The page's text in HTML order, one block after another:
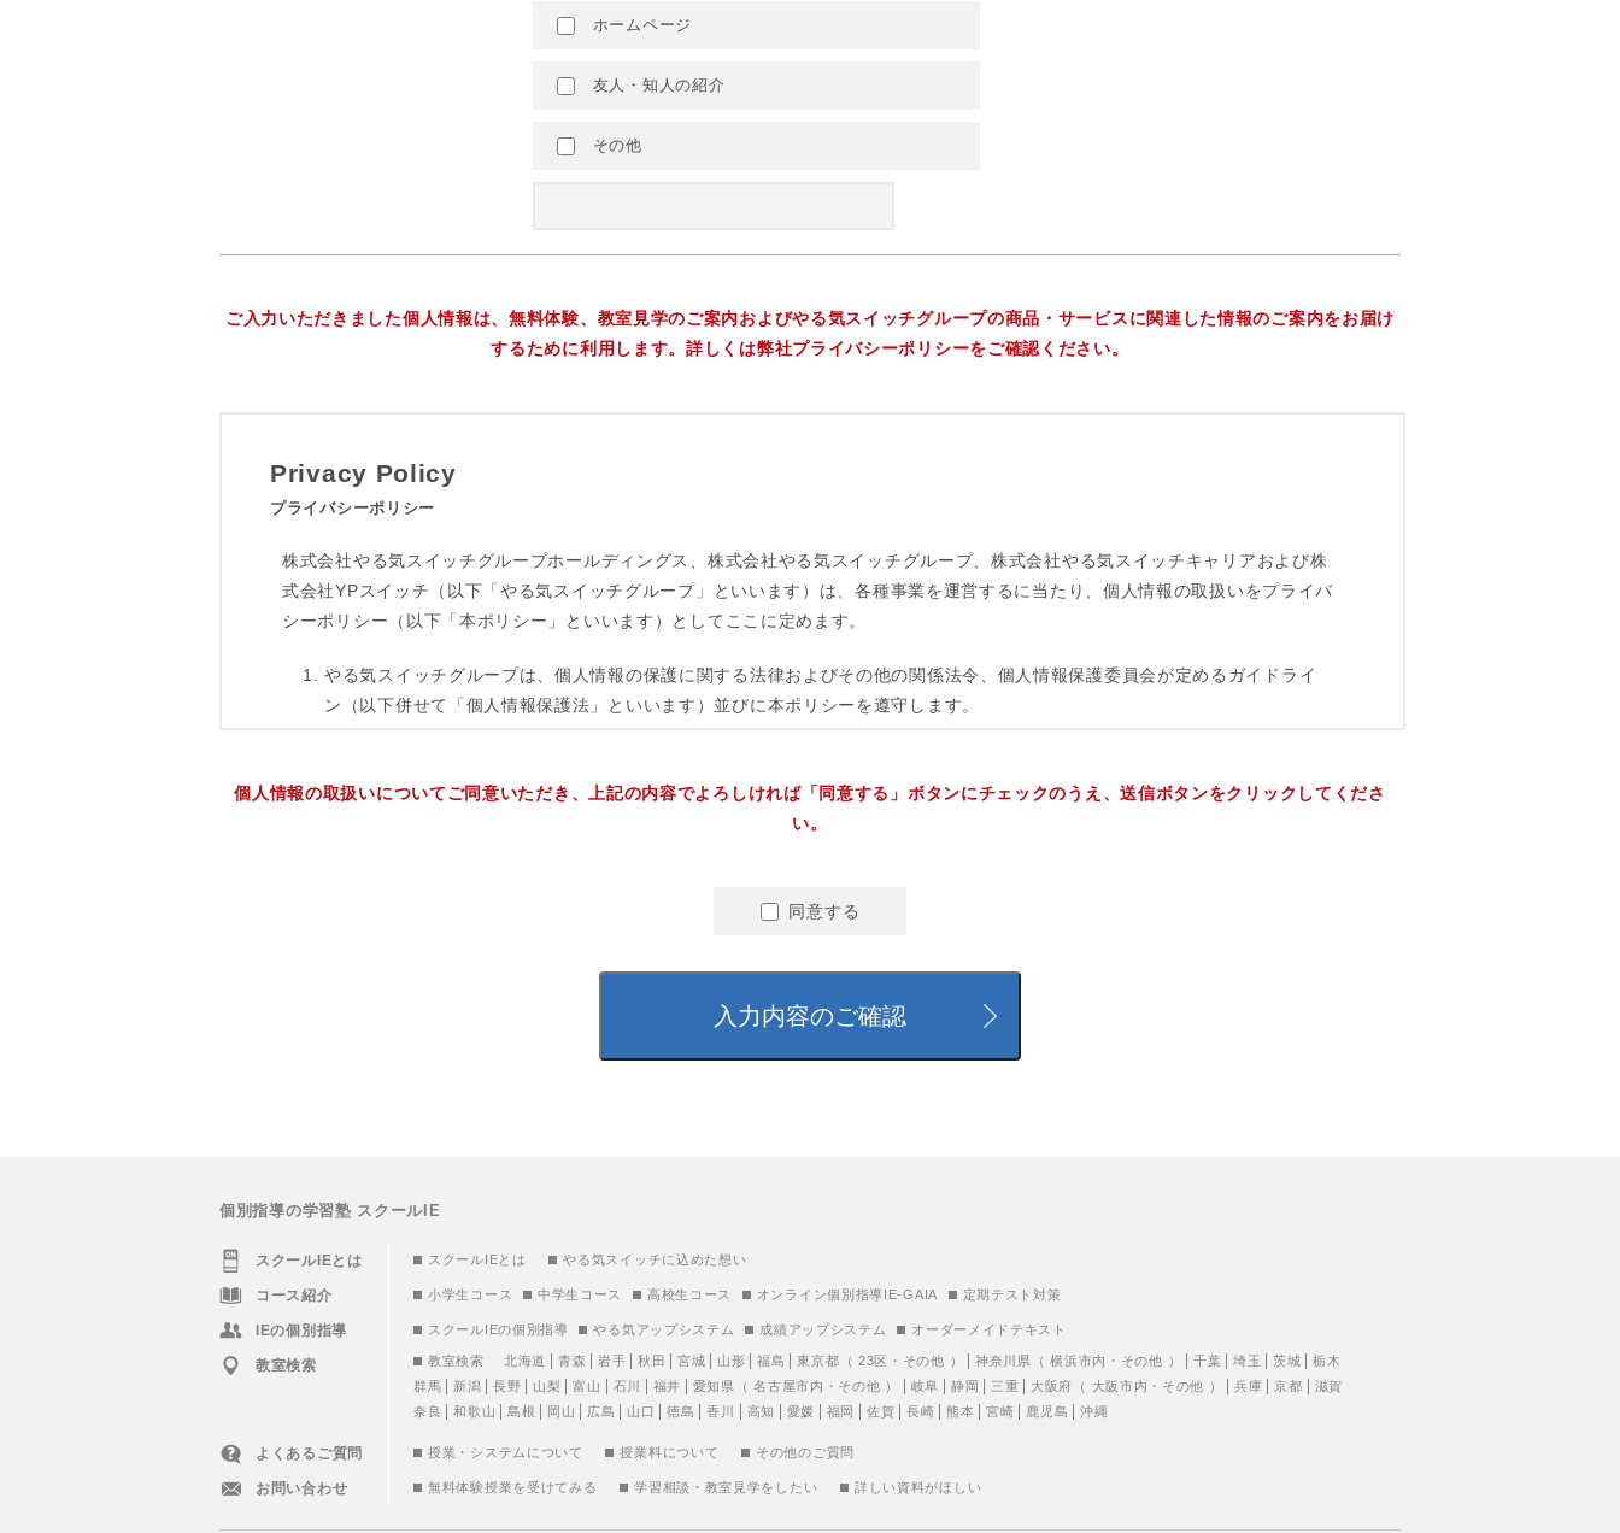
ホームページ
友人・知人の紹介
その他
ご入力いただきました個人情報は、無料体験、教室見学のご案内およびやる気スイッチグループの商品・サービスに関連した情報のご案内をお届け
するために利用します。詳しくは弊社プライバシーポリシーをご確認ください。
個人情報の取扱いについてご同意いただき、上記の内容でよろしければ「同意する」ボタンにチェックのうえ、送信ボタンをクリックしてくださ
い。
同意する
個別指導の学習塾 スクールIE
スクールIEとは スクールIEとは やる気スイッチに込めた想い
コース紹介 小学生コース 中学生コース 高校生コース オンライン個別指導IE-GAIA 定期テスト対策
IEの個別指導 スクールIEの個別指導 やる気アップシステム 成績アップシステム オーダーメイドテキスト
教室検索 教室検索 北海道 青森 岩手 秋田 宮城 山形 福島 東京都 （ 23区 ・ その他 ） 神奈川県 （横浜市内 ・ その他 ） 千葉 埼玉 茨城
栃木
群馬
新潟 長野 山梨 富山 石川 福井 愛知県 （名古屋市内 ・ その他 ） 岐阜 静岡 三重 大阪府 （ 大阪市内 ・ その他 ） 兵庫 京都
滋賀
奈良
和歌山 島根 岡山 広島 山口 徳島 香川 高知 愛媛 福岡 佐賀 長崎 熊本 宮崎 鹿児島 沖縄
よくあるご質問 授業・システムについて 授業料について その他のご質問
お問い合わせ 無料体験授業を受けてみる 学習相談・教室見学をしたい 詳しい資料がほしい